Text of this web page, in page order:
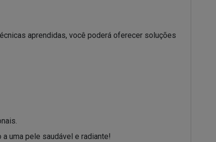
aprendidas, você poderá oferecer soluções
uma pele saudável e radiante!